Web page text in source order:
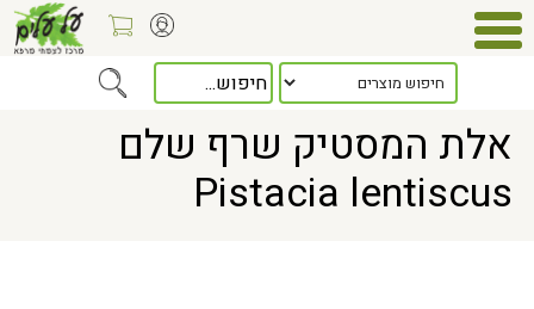
> אלת המסטיק שרף שלם Pistacia lentiscus
אלת המסטיק שרף שלם
Pistacia lentiscus